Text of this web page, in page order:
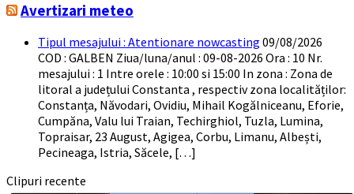
Avertizari meteo
Tipul mesajului : Atentionare nowcasting 09/08/2026
COD : GALBEN Ziua/luna/anul : 09-08-2026 Ora : 10 Nr.
mesajului : 1 Intre orele : 10:00 si 15:00 In zona : Zona de
litoral a județului Constanta , respectiv zona localităților:
Constanța, Năvodari, Ovidiu, Mihail Kogălniceanu, Eforie,
Cumpăna, Valu lui Traian, Techirghiol, Tuzla, Lumina,
Topraisar, 23 August, Agigea, Corbu, Limanu, Albești,
Pecineaga, Istria, Săcele, […]
Clipuri recente